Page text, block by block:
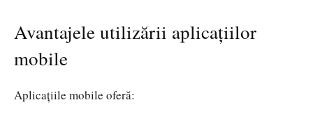
Avantajele utilizării aplicațiilor
mobile
Aplicațiile mobile oferă: